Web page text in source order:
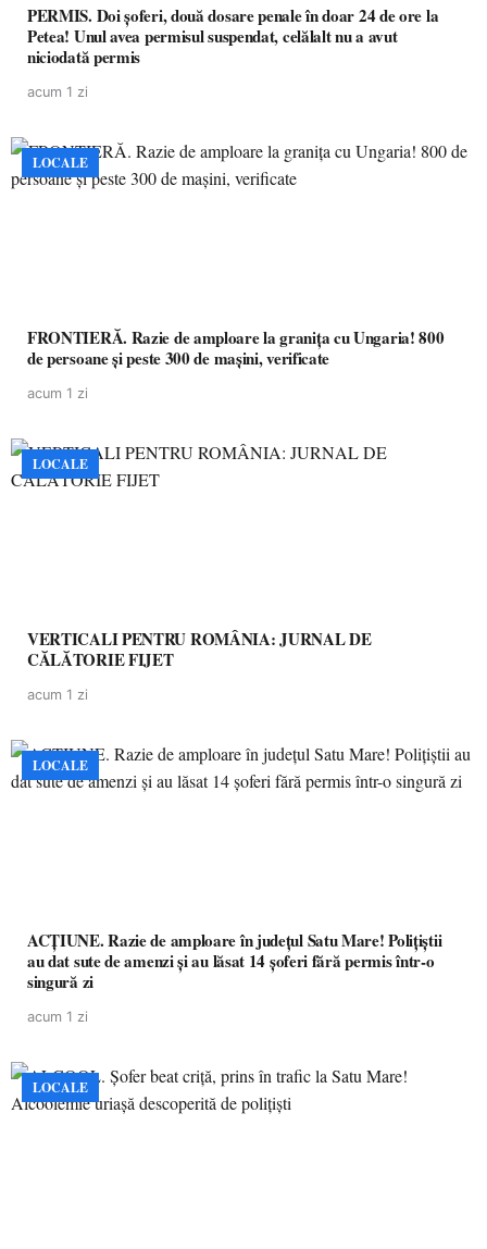
PERMIS. Doi șoferi, două dosare penale în doar 24 de ore la
Petea! Unul avea permisul suspendat, celălalt nu a avut
niciodată permis
acum 1 zi
LOCALE
FRONTIERĂ. Razie de amploare la granița cu Ungaria! 800
de persoane și peste 300 de mașini, verificate
acum 1 zi
LOCALE
VERTICALI PENTRU ROMÂNIA: JURNAL DE
CĂLĂTORIE FIJET
acum 1 zi
LOCALE
ACȚIUNE. Razie de amploare în județul Satu Mare! Polițiștii
au dat sute de amenzi și au lăsat 14 șoferi fără permis într-o
singură zi
acum 1 zi
LOCALE